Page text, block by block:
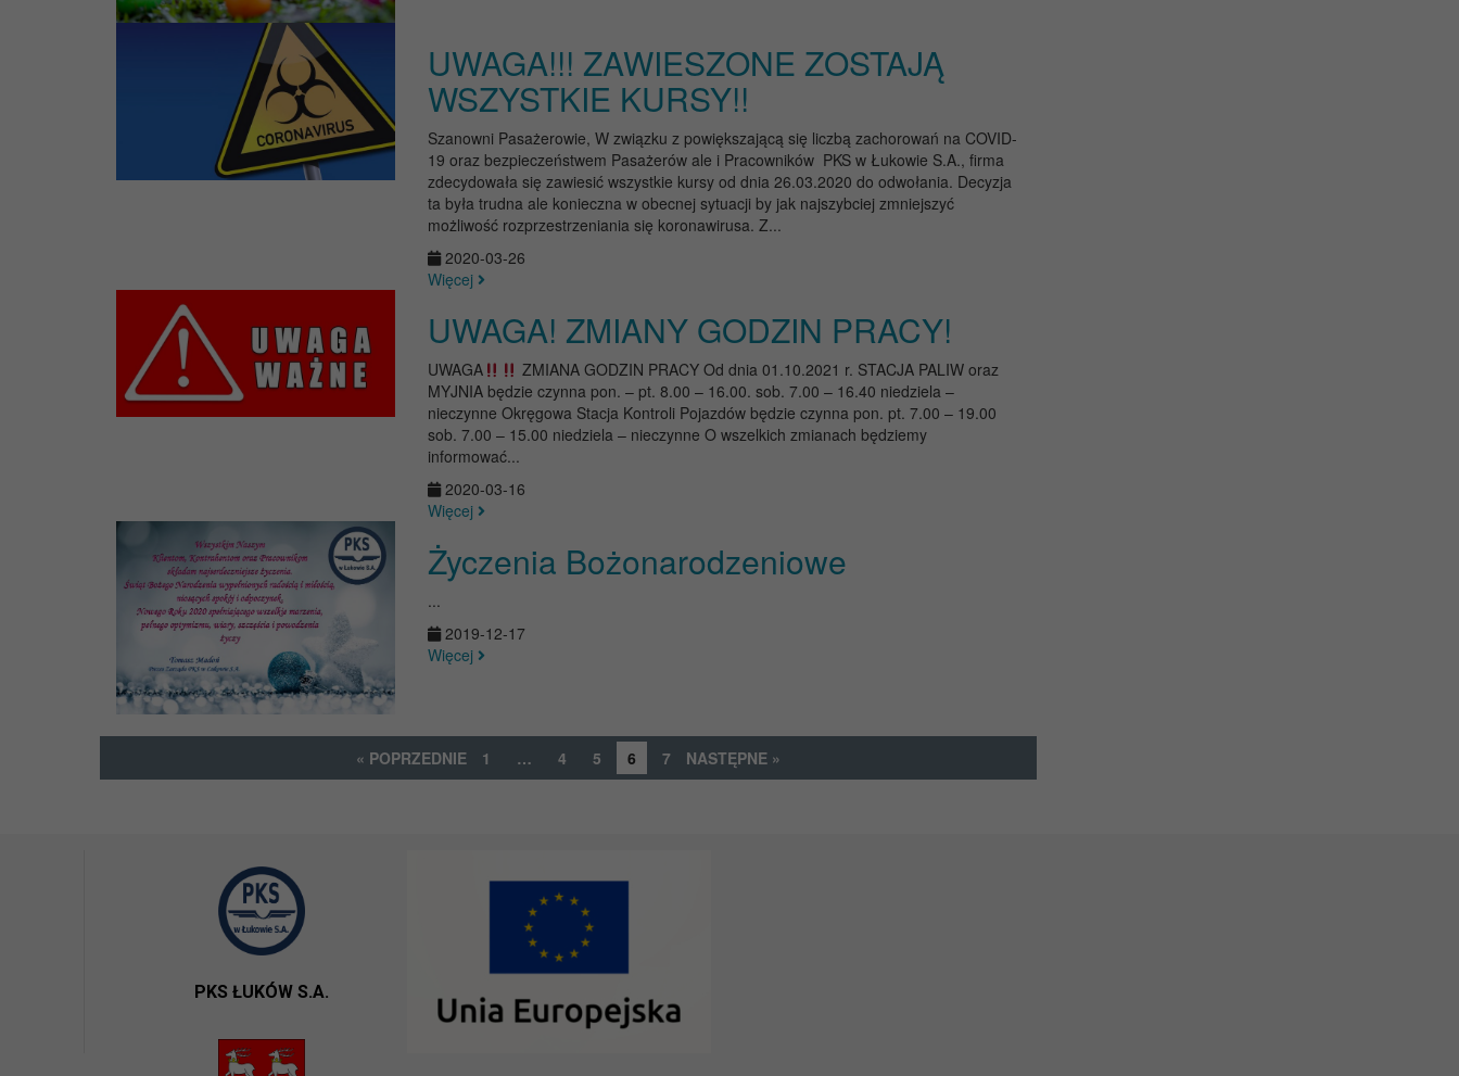
UWAGA!!! ZAWIESZONE ZOSTAJĄ
WSZYSTKIE KURSY!!
Szanowni Pasażerowie, W związku z powiększającą się liczbą zachorowań na COVID-
19 oraz bezpieczeństwem Pasażerów ale i Pracowników PKS w Łukowie S.A., firma
zdecydowała się zawiesić wszystkie kursy od dnia 26.03.2020 do odwołania. Decyzja
ta była trudna ale konieczna w obecnej sytuacji by jak najszybciej zmniejszyć
możliwość rozprzestrzeniania się koronawirusa. Z...
2020-03-26
Więcej
UWAGA! ZMIANY GODZIN PRACY!
UWAGA
ZMIANA GODZIN PRACY Od dnia 01.10.2021 r. STACJA PALIW oraz
MYJNIA będzie czynna pon. – pt. 8.00 – 16.00. sob. 7.00 – 16.40 niedziela –
nieczynne Okręgowa Stacja Kontroli Pojazdów będzie czynna pon. pt. 7.00 – 19.00
sob. 7.00 – 15.00 niedziela – nieczynne O wszelkich zmianach będziemy
informować...
2020-03-16
Więcej
Życzenia Bożonarodzeniowe
...
2019-12-17
Więcej
« POPRZEDNIE 1 … 4 5 6 7 NASTĘPNE »
PKS ŁUKÓW S.A.